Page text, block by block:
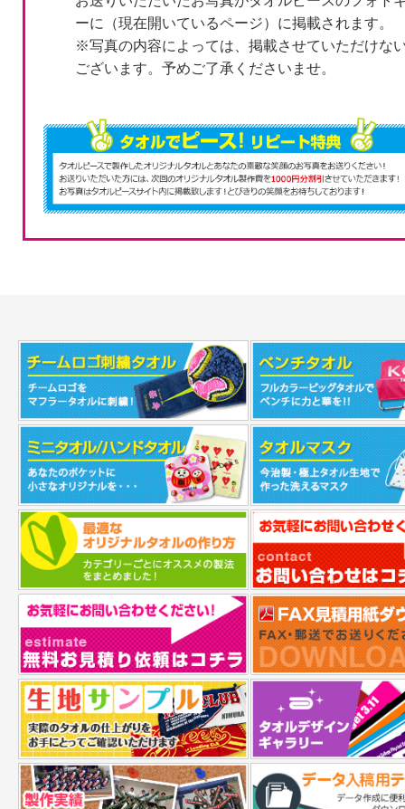
ーに（現在開いているページ）に掲載されます。
※写真の内容によっては、掲載させていただけな
ございます。予めご了承くださいませ。